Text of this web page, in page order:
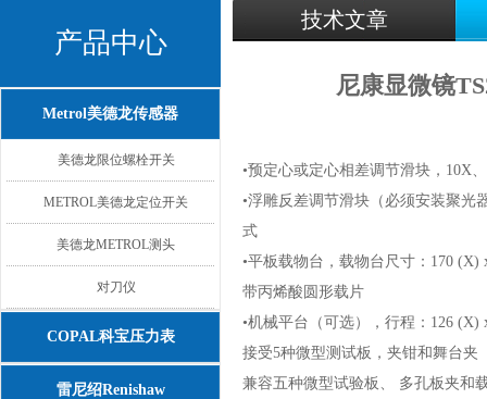
产品中心
Metrol美德龙传感器
美德龙限位螺栓开关
METROL美德龙定位开关
美德龙METROL测头
对刀仪
COPAL科宝压力表
雷尼绍Renishaw
技术文章
尼康显微镜
•预定心或定心相差调节滑块，10X
•浮雕反差调节滑块（必须安装聚光
式
•平板载物台，载物台尺寸：170 (X)
带丙烯酸圆形载片
•机械平台（可选），行程：126 (X)
接受5种微型测试板，夹钳和舞台夹
兼容五种微型试验板、 多孔板夹和